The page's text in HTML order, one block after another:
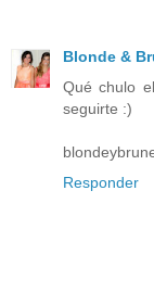
Blonde &
Qué chulo
seguirte :)
Responder